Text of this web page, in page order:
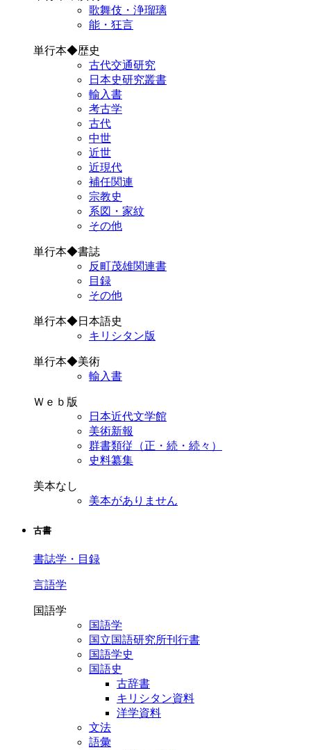
歌舞伎・浄瑠璃
能・狂言
単行本◆歴史
古代交通研究
日本史研究叢書
輸入書
考古学
古代
中世
近世
近現代
補任関連
宗教史
系図・家紋
その他
単行本◆書誌
反町茂雄関連書
目録
その他
単行本◆日本語史
キリシタン版
単行本◆美術
輸入書
Ｗｅｂ版
日本近代文学館
美術新報
群書類従（正・続・続々）
史料纂集
美本なし
美本がありません
古書
書誌学・目録
言語学
国語学
国語学
国立国語研究所刊行書
国語学史
国語史
古辞書
キリシタン資料
洋学資料
文法
語彙